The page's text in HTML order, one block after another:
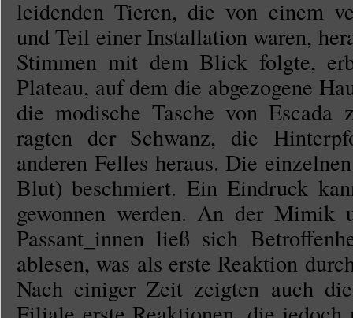
leidenden Tieren, die von einem
und Teil einer Installation waren,
Stimmen mit dem Blick folgte,
Plateau, auf dem die abgezogene
die modische Tasche von
ragten der Schwanz, die
anderen Felles heraus. Die
Blut) beschmiert. Ein Eindruck
gewonnen werden. An der Mimik
Passant_innen ließ sich
ablesen, was als erste Reaktion
Nach einiger Zeit zeigten auch